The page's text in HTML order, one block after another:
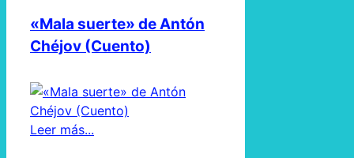
«Mala suerte» de Antón
Chéjov (Cuento)
Leer más...